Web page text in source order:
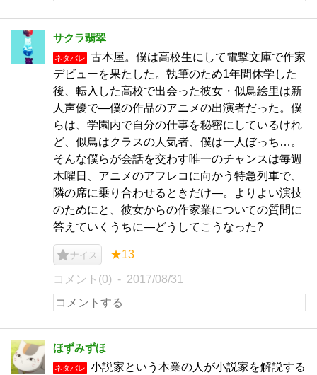
サクラ翡翠
ネタバレ
古本屋。僕は高校生にして電撃文庫で作家
デビューを果たした。執筆のため1年間休学した
後、転入した高校で出会った彼女・似鳥絵里は新
人声優で―僕の作品のアニメの出演者だった。僕
らは、学園内で自分の仕事を秘密にしているけれ
ど、似鳥はクラスの人気者、僕は一人ぼっち…。
そんな僕らが会話を交わす唯一のチャンスは毎週
木曜日、アニメのアフレコに向かう特急列車で、
隣の席に乗り合わせるときだけ―。よりよい演技
のためにと、彼女からの作家業についての質問に
答えていくうちに―どうしてこうなった?
ナイス ★13
コメント(0) 2017/08/31
ほずみずほ
ネタバレ 小説家という本業の人が小説家を解説する